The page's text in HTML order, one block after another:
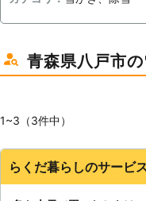
青森県八戸市
1~3（3件中）
らくだ暮らしのサービ